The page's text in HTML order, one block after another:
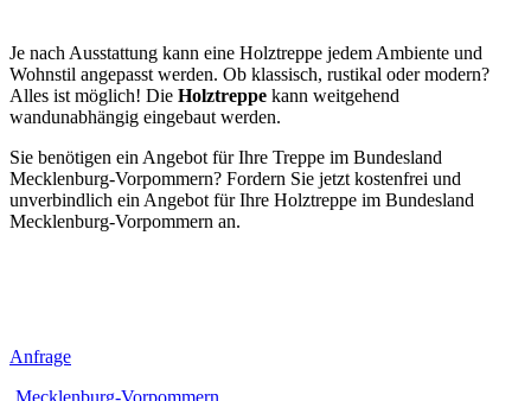
Je nach Ausstattung kann eine Holztreppe jedem Ambiente und
Wohnstil angepasst werden. Ob klassisch, rustikal oder modern?
Alles ist möglich! Die Holztreppe kann weitgehend
wandunabhängig eingebaut werden.
Sie benötigen ein Angebot für Ihre Treppe im Bundesland
Mecklenburg-Vorpommern? Fordern Sie jetzt kostenfrei und
unverbindlich ein Angebot für Ihre Holztreppe im Bundesland
Mecklenburg-Vorpommern an.
Anfrage